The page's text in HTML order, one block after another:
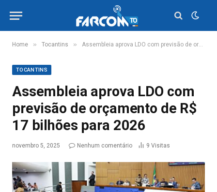
Home » Tocantins » Assembleia aprova LDO com previsão de orçamento de R$ 17 bilhões para 2026
TOCANTINS
Assembleia aprova LDO com
previsão de orçamento de R$
17 bilhões para 2026
novembro 5, 2025 Nenhum comentário 9 Visitas